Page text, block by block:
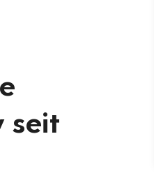
seit